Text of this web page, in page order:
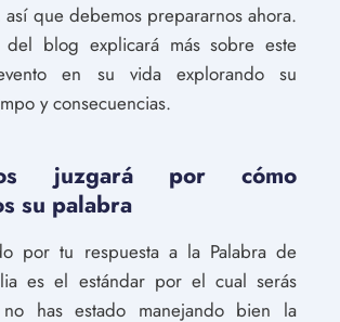
que debemos prepararnos ahora.
del blog explicará más sobre este
en su vida explorando su
y consecuencias.
juzgará por cómo
su palabra
por tu respuesta a la Palabra de
es el estándar por el cual serás
has estado manejando bien la